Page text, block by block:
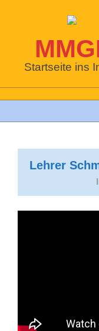
Startseite ins
Navigation
Lehrer